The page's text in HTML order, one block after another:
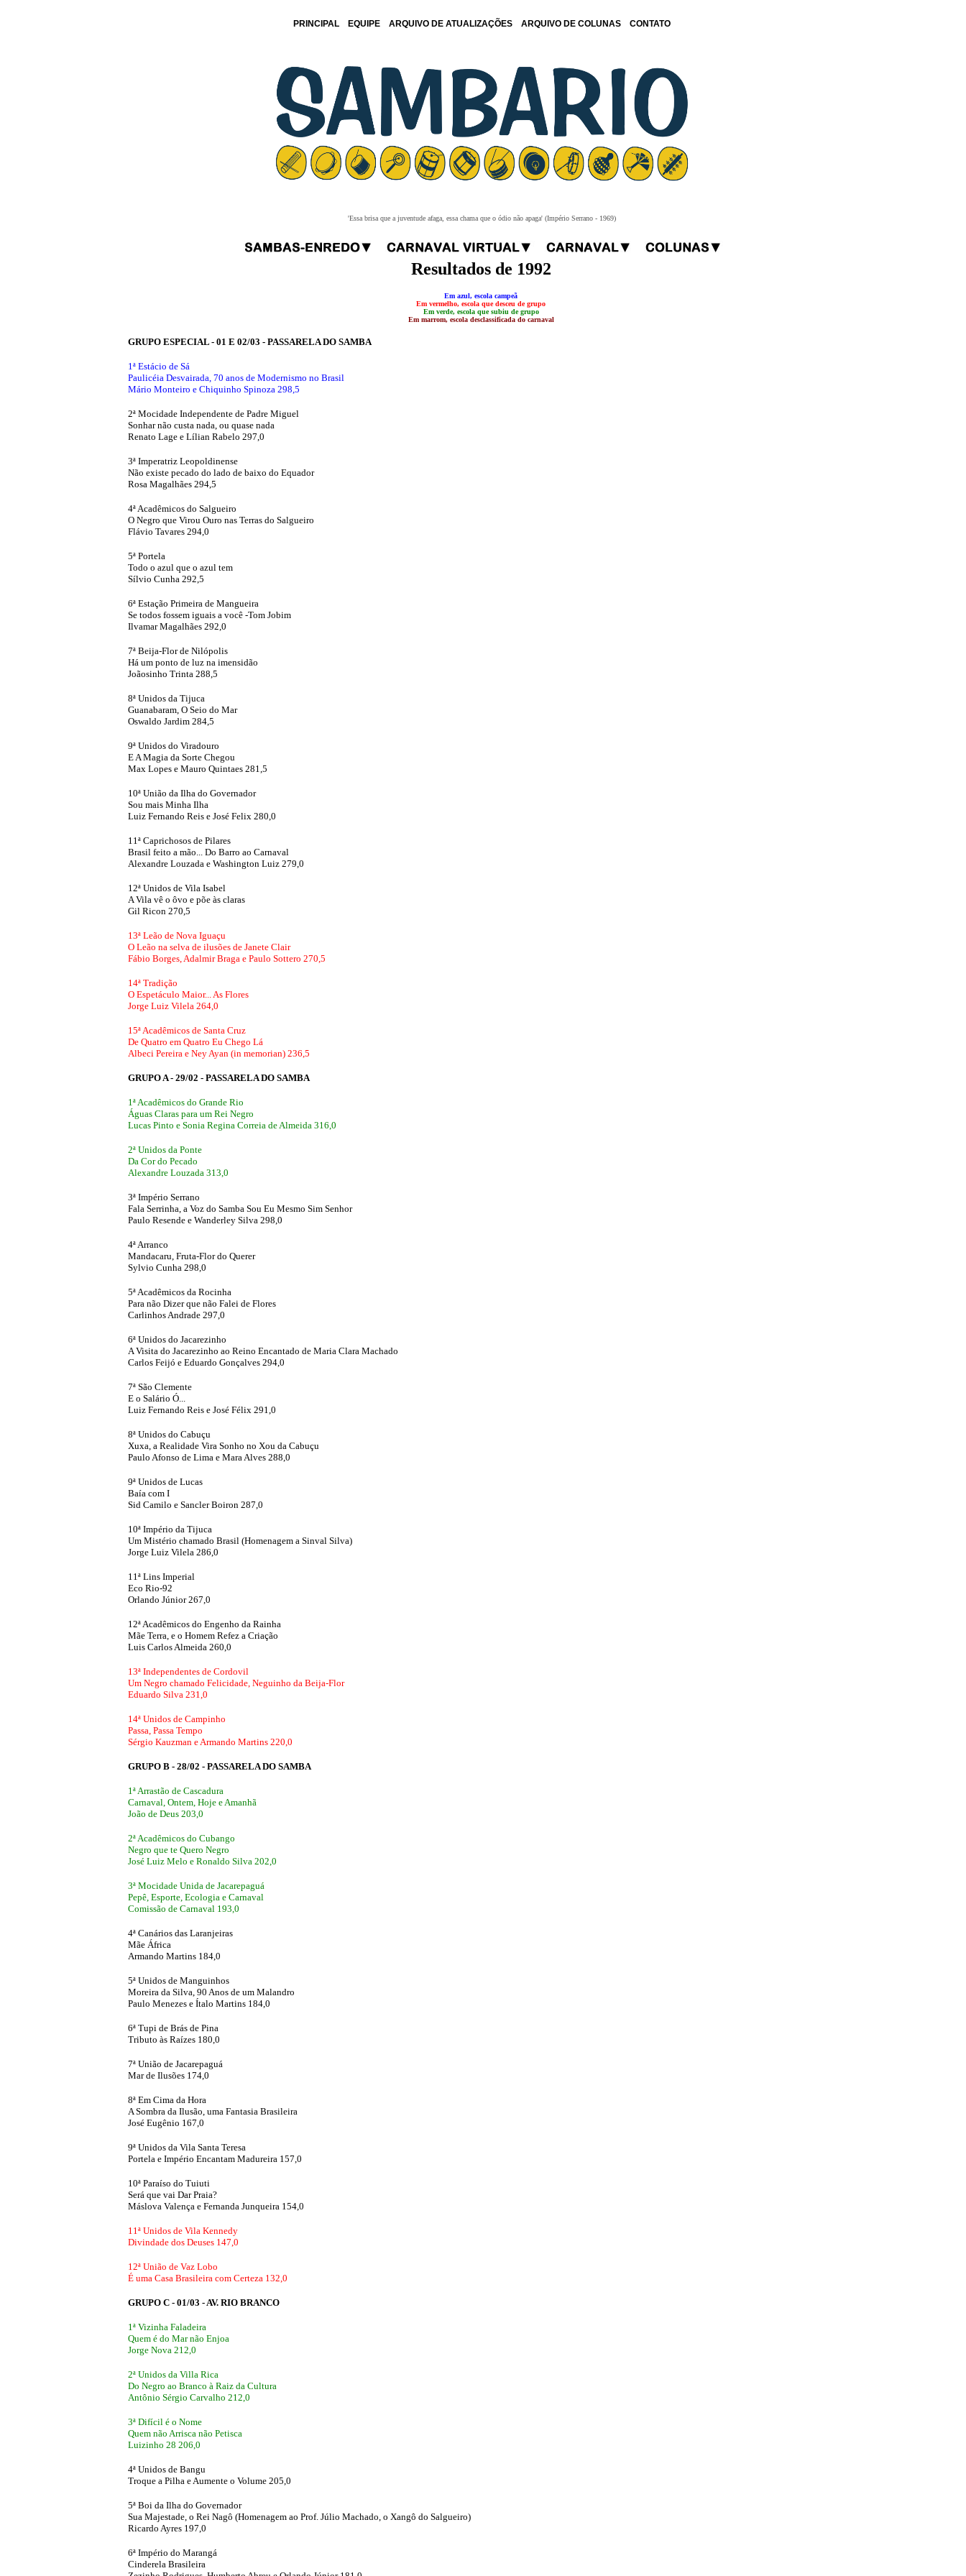
PRINCIPAL EQUIPE ARQUIVO DE ATUALIZAÇÕES ARQUIVO DE COLUNAS CONTATO
'Essa brisa que a juventude afaga, essa chama que o ódio não apaga' (Império Serrano - 1969)
Resultados de 1992
Em azul, escola campeã
Em vermelho, escola que desceu de grupo
Em verde, escola que subiu de grupo
Em marrom, escola desclassificada do carnaval
GRUPO ESPECIAL - 01 E 02/03 - PASSARELA DO SAMBA
1ª Estácio de Sá
Paulicéia Desvairada, 70 anos de Modernismo no Brasil
Mário Monteiro e Chiquinho Spinoza 298,5
2ª Mocidade Independente de Padre Miguel
Sonhar não custa nada, ou quase nada
Renato Lage e Lílian Rabelo 297,0
3ª Imperatriz Leopoldinense
Não existe pecado do lado de baixo do Equador
Rosa Magalhães 294,5
4ª Acadêmicos do Salgueiro
O Negro que Virou Ouro nas Terras do Salgueiro
Flávio Tavares 294,0
5ª Portela
Todo o azul que o azul tem
Sílvio Cunha 292,5
6ª Estação Primeira de Mangueira
Se todos fossem iguais a você -Tom Jobim
Ilvamar Magalhães 292,0
7ª Beija-Flor de Nilópolis
Há um ponto de luz na imensidão
Joãosinho Trinta 288,5
8ª Unidos da Tijuca
Guanabaram, O Seio do Mar
Oswaldo Jardim 284,5
9ª Unidos do Viradouro
E A Magia da Sorte Chegou
Max Lopes e Mauro Quintaes 281,5
10ª União da Ilha do Governador
Sou mais Minha Ilha
Luiz Fernando Reis e José Felix 280,0
11ª Caprichosos de Pilares
Brasil feito a mão... Do Barro ao Carnaval
Alexandre Louzada e Washington Luiz 279,0
12ª Unidos de Vila Isabel
A Vila vê o ôvo e põe às claras
Gil Ricon 270,5
13ª Leão de Nova Iguaçu
O Leão na selva de ilusões de Janete Clair
Fábio Borges, Adalmir Braga e Paulo Sottero 270,5
14ª Tradição
O Espetáculo Maior... As Flores
Jorge Luiz Vilela 264,0
15ª Acadêmicos de Santa Cruz
De Quatro em Quatro Eu Chego Lá
Albeci Pereira e Ney Ayan (in memorian) 236,5
GRUPO A - 29/02 - PASSARELA DO SAMBA
1ª Acadêmicos do Grande Rio
Águas Claras para um Rei Negro
Lucas Pinto e Sonia Regina Correia de Almeida 316,0
2ª Unidos da Ponte
Da Cor do Pecado
Alexandre Louzada 313,0
3ª Império Serrano
Fala Serrinha, a Voz do Samba Sou Eu Mesmo Sim Senhor
Paulo Resende e Wanderley Silva 298,0
4ª Arranco
Mandacaru, Fruta-Flor do Querer
Sylvio Cunha 298,0
5ª Acadêmicos da Rocinha
Para não Dizer que não Falei de Flores
Carlinhos Andrade 297,0
6ª Unidos do Jacarezinho
A Visita do Jacarezinho ao Reino Encantado de Maria Clara Machado
Carlos Feijó e Eduardo Gonçalves 294,0
7ª São Clemente
E o Salário Ó...
Luiz Fernando Reis e José Félix 291,0
8ª Unidos do Cabuçu
Xuxa, a Realidade Vira Sonho no Xou da Cabuçu
Paulo Afonso de Lima e Mara Alves 288,0
9ª Unidos de Lucas
Baía com I
Sid Camilo e Sancler Boiron 287,0
10ª Império da Tijuca
Um Mistério chamado Brasil (Homenagem a Sinval Silva)
Jorge Luiz Vilela 286,0
11ª Lins Imperial
Eco Rio-92
Orlando Júnior 267,0
12ª Acadêmicos do Engenho da Rainha
Mãe Terra, e o Homem Refez a Criação
Luis Carlos Almeida 260,0
13ª Independentes de Cordovil
Um Negro chamado Felicidade, Neguinho da Beija-Flor
Eduardo Silva 231,0
14ª Unidos de Campinho
Passa, Passa Tempo
Sérgio Kauzman e Armando Martins 220,0
GRUPO B - 28/02 - PASSARELA DO SAMBA
1ª Arrastão de Cascadura
Carnaval, Ontem, Hoje e Amanhã
João de Deus 203,0
2ª Acadêmicos do Cubango
Negro que te Quero Negro
José Luiz Melo e Ronaldo Silva 202,0
3ª Mocidade Unida de Jacarepaguá
Pepê, Esporte, Ecologia e Carnaval
Comissão de Carnaval 193,0
4ª Canários das Laranjeiras
Mãe África
Armando Martins 184,0
5ª Unidos de Manguinhos
Moreira da Silva, 90 Anos de um Malandro
Paulo Menezes e Ítalo Martins 184,0
6ª Tupi de Brás de Pina
Tributo às Raízes 180,0
7ª União de Jacarepaguá
Mar de Ilusões 174,0
8ª Em Cima da Hora
A Sombra da Ilusão, uma Fantasia Brasileira
José Eugênio 167,0
9ª Unidos da Vila Santa Teresa
Portela e Império Encantam Madureira 157,0
10ª Paraíso do Tuiuti
Será que vai Dar Praia?
Máslova Valença e Fernanda Junqueira 154,0
11ª Unidos de Vila Kennedy
Divindade dos Deuses 147,0
12ª União de Vaz Lobo
É uma Casa Brasileira com Certeza 132,0
GRUPO C - 01/03 - AV. RIO BRANCO
1ª Vizinha Faladeira
Quem é do Mar não Enjoa
Jorge Nova 212,0
2ª Unidos da Villa Rica
Do Negro ao Branco à Raiz da Cultura
Antônio Sérgio Carvalho 212,0
3ª Difícil é o Nome
Quem não Arrisca não Petisca
Luizinho 28 206,0
4ª Unidos de Bangu
Troque a Pilha e Aumente o Volume 205,0
5ª Boi da Ilha do Governador
Sua Majestade, o Rei Nagô (Homenagem ao Prof. Júlio Machado, o Xangô do Salgueiro)
Ricardo Ayres 197,0
6ª Império do Marangá
Cinderela Brasileira